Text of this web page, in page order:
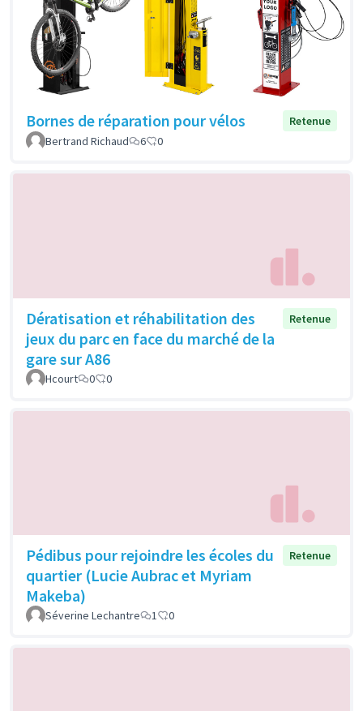
Bornes de réparation pour vélos
Retenue
Bertrand Richaud
6 0
Dératisation et réhabilitation des
jeux du parc en face du marché de la
gare sur A86
Retenue
Hcourt 0 0
Pédibus pour rejoindre les écoles du
quartier (Lucie Aubrac et Myriam
Makeba)
Retenue
Séverine Lechantre 1 0